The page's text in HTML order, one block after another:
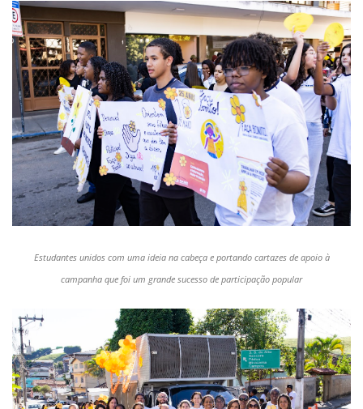
Estudantes unidos com uma ideia na cabeça e portando cartazes de apoio à
campanha que foi um grande sucesso de participação popular